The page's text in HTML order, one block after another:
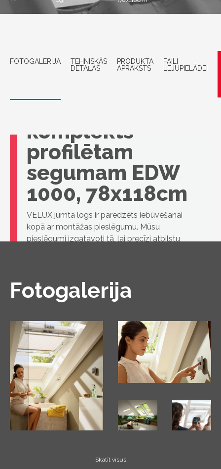
FOTOGALERIJA
TEHNISKĀS
DETAĻAS
PRODUKTA
APRAKSTS
FAILI
LEJUPIELĀDEI
komplekts
profilētam
segumam EDW
1000, 78x118cm
VELUX jumta logs ir paredzēts iebūvēšanai
kopā ar montāžas pieslēgumu. Mūsu
pieslēgumi izgatavoti tā, lai precīzi atbilstu
Fotogalerija
Skatīt visus